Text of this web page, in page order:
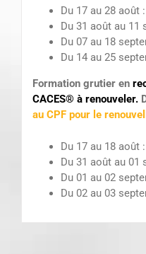
Du 17 au 28 août :
Du 31 août au 11
Du 07 au 18
Du 14 au 25
Formation grutier en
CACES® à renouveler.
au CPF pour le
Du 17 au 18 août :
Du 31 août au 01
Du 01 au 02
Du 02 au 03